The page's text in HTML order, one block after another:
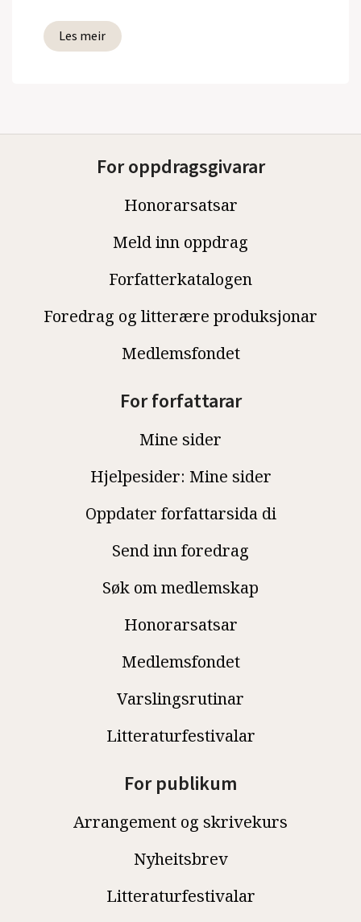
Les meir
For oppdragsgivarar
Honorarsatsar
Meld inn oppdrag
Forfatterkatalogen
Foredrag og litterære produksjonar
Medlemsfondet
For forfattarar
Mine sider
Hjelpesider: Mine sider
Oppdater forfattarsida di
Send inn foredrag
Søk om medlemskap
Honorarsatsar
Medlemsfondet
Varslingsrutinar
Litteraturfestivalar
For publikum
Arrangement og skrivekurs
Nyheitsbrev
Litteraturfestivalar